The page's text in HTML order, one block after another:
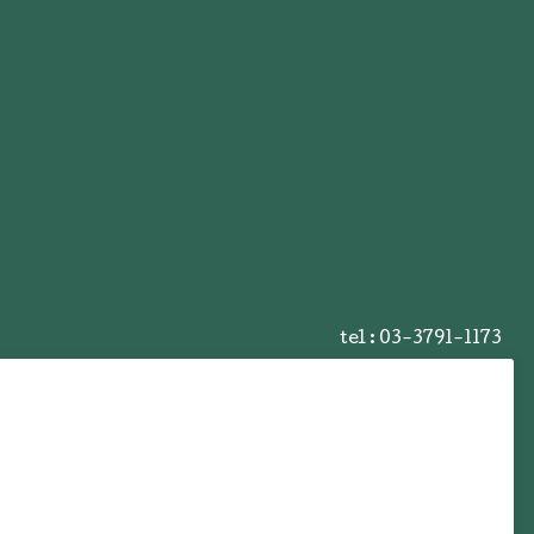
tel : 03-3791-1173